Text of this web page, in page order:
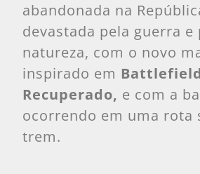
abandonada na
devastada pela guerra e
natureza, com o novo
inspirado em
Recuperado, e com a
ocorrendo em uma rota
trem.